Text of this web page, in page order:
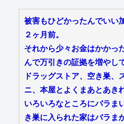
被害もひどかったんでいい
２ヶ月前。
それから少々お金はかかっ
んで万引きの証拠を増やし
ドラッグストア、空き巣、
ニ、本屋とよくまあとあき
いろいろなところにバラま
き巣に入られた家はバラま